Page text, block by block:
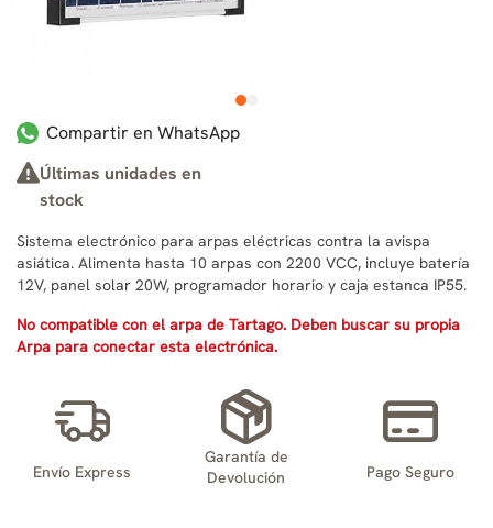
1
Compartir en WhatsApp
Últimas unidades en
stock
Sistema electrónico para arpas eléctricas contra la avispa
asiática. Alimenta hasta 10 arpas con 2200 VCC, incluye batería
12V, panel solar 20W, programador horario y caja estanca IP55.
No compatible con el arpa de Tartago. Deben buscar su propia
Arpa para conectar esta electrónica.
Envío Express
Garantía de
Devolución
Pago Seguro